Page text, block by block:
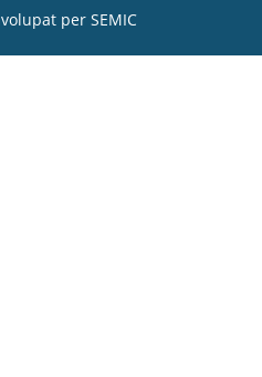
per SEMIC